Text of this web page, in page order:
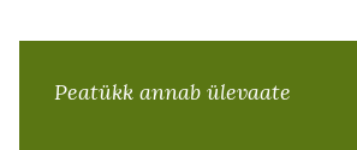
Peatükk annab ülevaate